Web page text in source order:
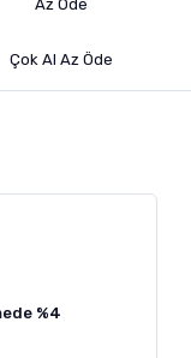
Çok Al Az Öde
%4